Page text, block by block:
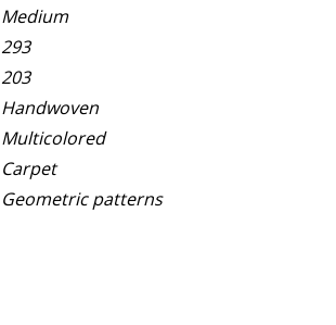
Medium
293
203
Handwoven
Multicolored
Carpet
Geometric patterns